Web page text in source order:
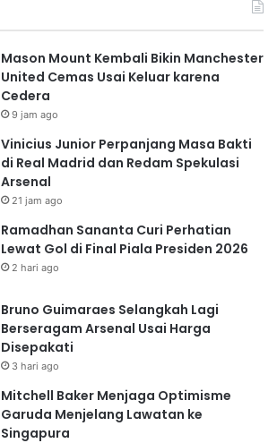
Mason Mount Kembali Bikin Manchester
United Cemas Usai Keluar karena
Cedera
9 jam ago
Vinicius Junior Perpanjang Masa Bakti
di Real Madrid dan Redam Spekulasi
Arsenal
21 jam ago
Ramadhan Sananta Curi Perhatian
Lewat Gol di Final Piala Presiden 2026
2 hari ago
Bruno Guimaraes Selangkah Lagi
Berseragam Arsenal Usai Harga
Disepakati
3 hari ago
Mitchell Baker Menjaga Optimisme
Garuda Menjelang Lawatan ke
Singapura